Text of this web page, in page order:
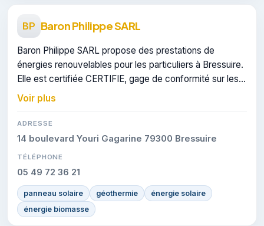
BP Baron Philippe SARL
Baron Philippe SARL propose des prestations de
énergies renouvelables pour les particuliers à Bressuire.
Elle est certifiée CERTIFIE, gage de conformité sur les
interventions réalisées.
Voir plus
ADRESSE
14 boulevard Youri Gagarine 79300 Bressuire
TÉLÉPHONE
05 49 72 36 21
panneau solaire géothermie
énergie solaire
énergie biomasse